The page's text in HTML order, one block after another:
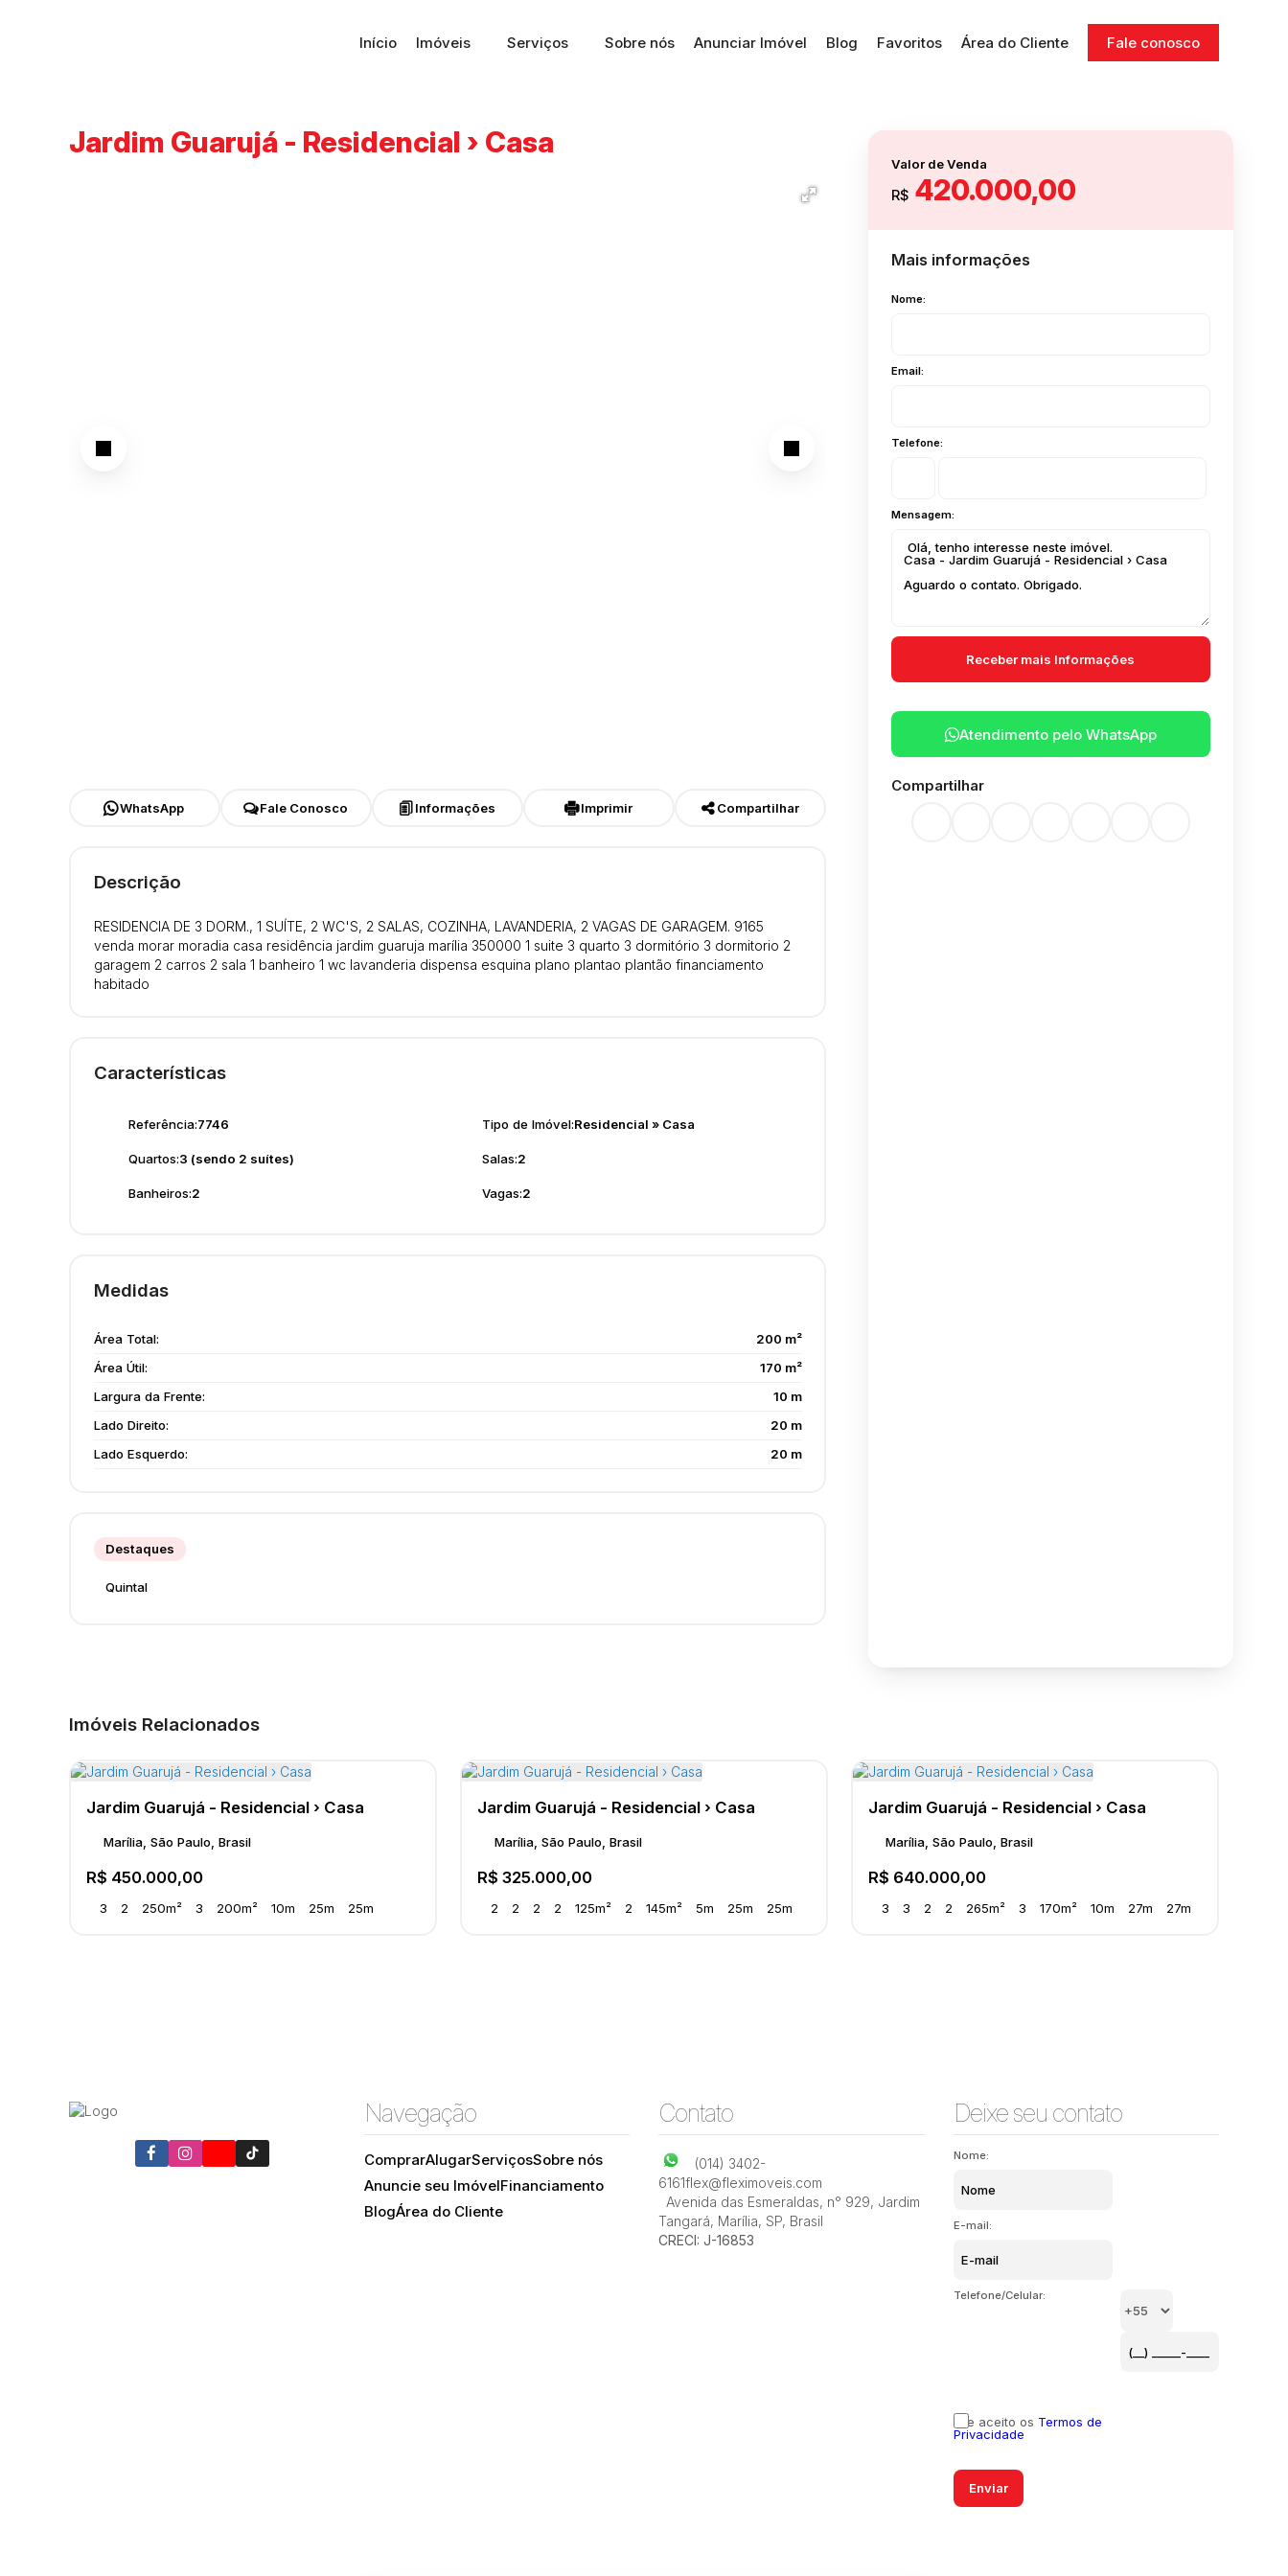
Fale conosco
Área do Cliente
Favoritos
Blog
Anunciar Imóvel
Sobre nós
Serviços
Imóveis
Início
Jardim Guarujá - Residencial › Casa
WhatsApp Fale Conosco Informações Imprimir Compartilhar
Descrição
RESIDENCIA DE 3 DORM., 1 SUÍTE, 2 WC'S, 2 SALAS, COZINHA, LAVANDERIA, 2 VAGAS DE GARAGEM. 9165
venda morar moradia casa residência jardim guaruja marília 350000 1 suite 3 quarto 3 dormitório 3 dormitorio 2
garagem 2 carros 2 sala 1 banheiro 1 wc lavanderia dispensa esquina plano plantao plantão financiamento
habitado
Características
Referência:7746 Tipo de Imóvel:Residencial » Casa
Quartos:3 (sendo 2 suítes) Salas:2
Banheiros:2 Vagas:2
Medidas
Área Total:
200 m²
Área Útil:
170 m²
Largura da Frente:
10 m
Lado Direito:
20 m
Lado Esquerdo:
20 m
Destaques
Quintal
R$ 420.000,00
Valor de Venda
Mais informações
Nome:
Email:
Telefone:
Mensagem:
Atendimento pelo WhatsApp
Compartilhar
Imóveis Relacionados
Jardim Guarujá - Residencial › Casa
R$ 450.000,00
Marília, São Paulo, Brasil
3 2 250m² 3 200m² 10m 25m 25m
Jardim Guarujá - Residencial › Casa
R$ 325.000,00
Marília, São Paulo, Brasil
2 2 2 2 125m² 2 145m² 5m 25m 25m
Jardim Guarujá - Residencial › Casa
R$ 640.000,00
Marília, São Paulo, Brasil
3 3 2 2 265m² 3 170m² 10m 27m 27m
Navegação
ComprarAlugarServiçosSobre nós
Anuncie seu ImóvelFinanciamento
BlogÁrea do Cliente
Contato
(014) 3402-
6161flex@fleximoveis.com
Avenida das Esmeraldas, n° 929, Jardim
Tangará, Marília, SP, Brasil
CRECI: J-16853
Deixe seu contato
Nome:
E-mail:
Telefone/Celular:
Li e aceito os Termos de
Privacidade